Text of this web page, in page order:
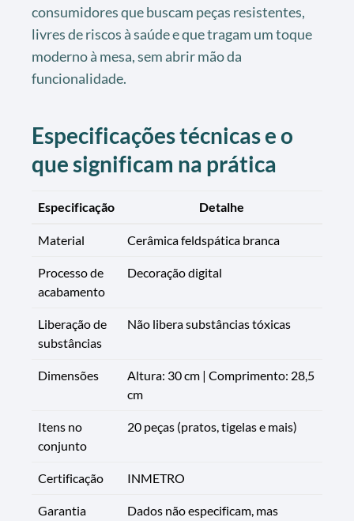
consumidores que buscam peças resistentes,
livres de riscos à saúde e que tragam um toque
moderno à mesa, sem abrir mão da
funcionalidade.
Especificações técnicas e o
que significam na prática
Especificação Detalhe
Material Cerâmica feldspática branca
Processo de
acabamento
Decoração digital
Liberação de
substâncias
Não libera substâncias tóxicas
Dimensões
Altura: 30 cm | Comprimento: 28,5
cm
Itens no
conjunto
20 peças (pratos, tigelas e mais)
Certificação INMETRO
Garantia
Dados não especificam, mas